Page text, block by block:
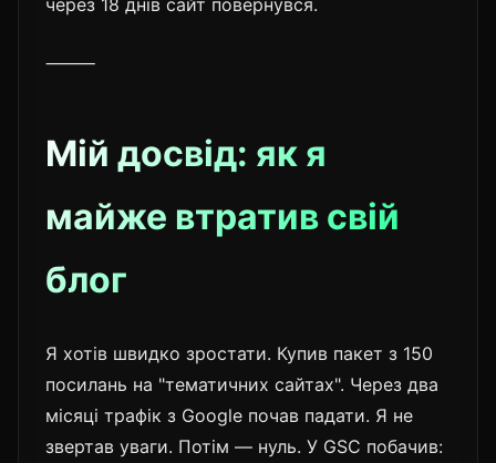
через 18 днів сайт повернувся.
⸻
Мій досвід: як я
майже втратив свій
блог
Я хотів швидко зростати. Купив пакет з 150
посилань на "тематичних сайтах". Через два
місяці трафік з Google почав падати. Я не
звертав уваги. Потім — нуль. У GSC побачив: